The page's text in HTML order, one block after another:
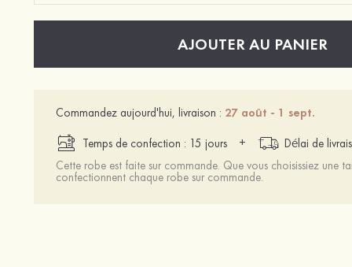
AJOUTER AU PANIER
Commandez aujourd'hui, livraison : 27 août - 1 sept.
Temps de confection : 15 jours
+ Délai de
Cette robe est faite sur commande. Que vous choisissiez une
confectionnent chaque robe sur commande.